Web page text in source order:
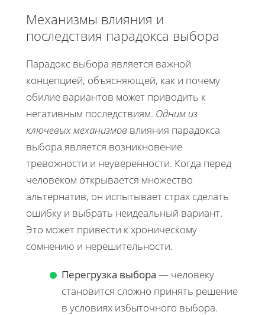
Механизмы влияния и
последствия парадокса выбора
Парадокс выбора является важной
концепцией, объясняющей, как и почему
обилие вариантов может приводить к
негативным последствиям. Одним из
ключевых механизмов влияния парадокса
выбора является возникновение
тревожности и неуверенности. Когда перед
человеком открывается множество
альтернатив, он испытывает страх сделать
ошибку и выбрать неидеальный вариант.
Это может привести к хроническому
сомнению и нерешительности.
Перегрузка выбора — человеку
становится сложно принять решение
в условиях избыточного выбора.